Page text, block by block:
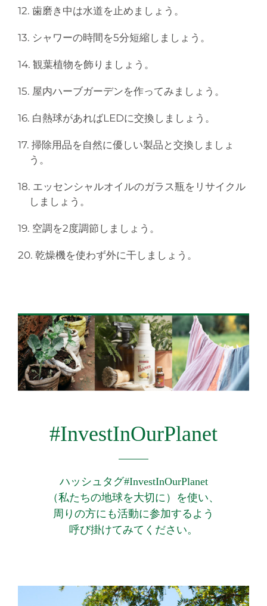
12. 歯磨き中は水道を止めましょう。
13. シャワーの時間を5分短縮しましょう。
14. 観葉植物を飾りましょう。
15. 屋内ハーブガーデンを作ってみましょう。
16. 白熱球があればLEDに交換しましょう。
17. 掃除用品を自然に優しい製品と交換しましょ
う。
18. エッセンシャルオイルのガラス瓶をリサイクル
しましょう。
19. 空調を2度調節しましょう。
20. 乾燥機を使わず外に干しましょう。
#InvestInOurPlanet
ハッシュタグ#InvestInOurPlanet
（私たちの地球を大切に）を使い、
周りの方にも活動に参加するよう
呼び掛けてみてください。